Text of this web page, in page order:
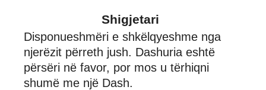
Shigjetari
Disponueshmëri e shkëlqyeshme nga
njerëzit përreth jush. Dashuria eshtë
përsëri në favor, por mos u tërhiqni
shumë me një Dash.